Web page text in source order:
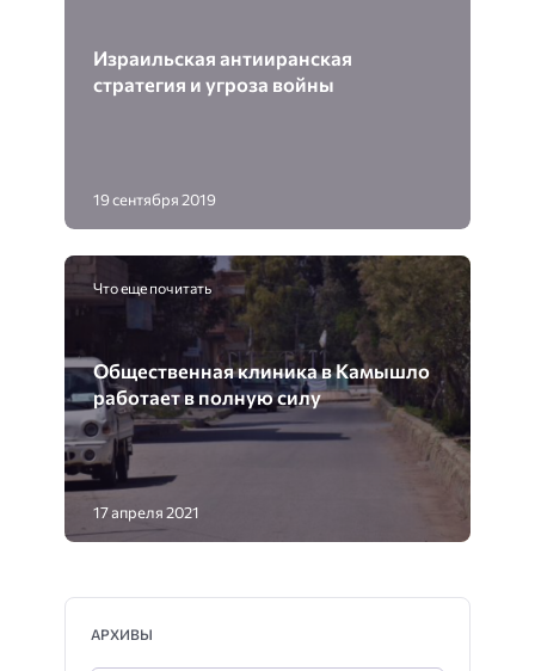
Израильская антииранская
стратегия и угроза войны
19 сентября 2019
Что еще почитать
Общественная клиника в Камышло
работает в полную силу
17 апреля 2021
АРХИВЫ